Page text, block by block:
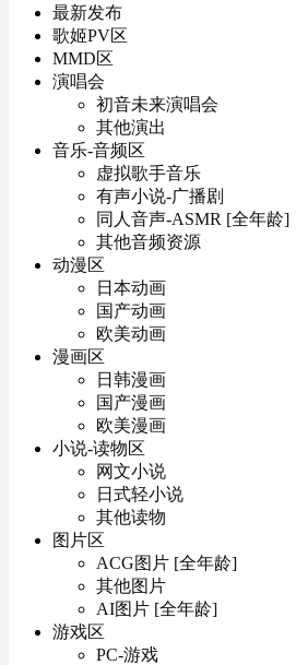
最新发布
歌姬PV区
MMD区
演唱会
初音未来演唱会
其他演出
音乐-音频区
虚拟歌手音乐
有声小说-广播剧
同人音声-ASMR [全年龄]
其他音频资源
动漫区
日本动画
国产动画
欧美动画
漫画区
日韩漫画
国产漫画
欧美漫画
小说-读物区
网文小说
日式轻小说
其他读物
图片区
ACG图片 [全年龄]
其他图片
AI图片 [全年龄]
游戏区
PC-游戏